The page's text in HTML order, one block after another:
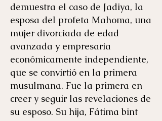
demuestra el caso de Jadiya, la
esposa del profeta Mahoma, una
mujer divorciada de edad
avanzada y empresaria
económicamente independiente,
que se convirtió en la primera
musulmana. Fue la primera en
creer y seguir las revelaciones de
su esposo. Su hija, Fátima bint